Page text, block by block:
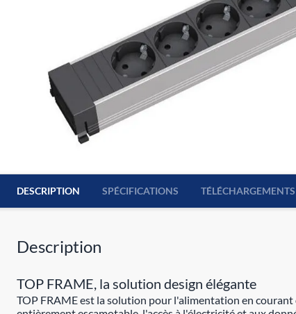
DESCRIPTION SPÉCIFICATIONS TÉLÉCHARGEMENTS
Description
TOP FRAME, la solution design élégante
TOP FRAME est la solution pour l'alimentation en courant